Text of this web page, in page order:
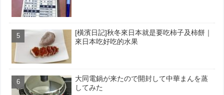
[橫濱日記]秋冬來日本就是要吃柿子及柿餅｜
來日本吃好吃的水果
大同電鍋が来たので開封して中華まんを蒸
してみた